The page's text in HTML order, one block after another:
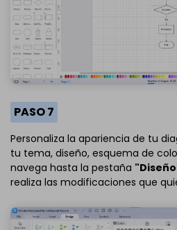
PASO 7
Personaliza la apariencia de tu
tu tema, diseño, esquema de
navega hasta la pestaña
realiza las modificaciones que